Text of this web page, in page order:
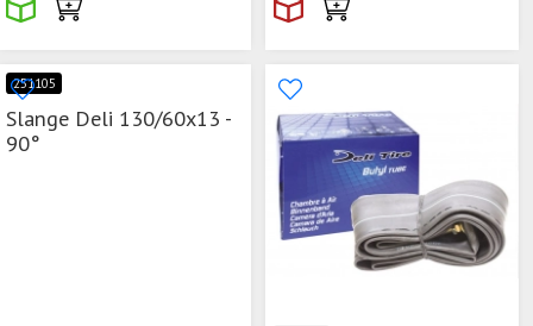
251105
Slange Deli 130/60x13 -
90°